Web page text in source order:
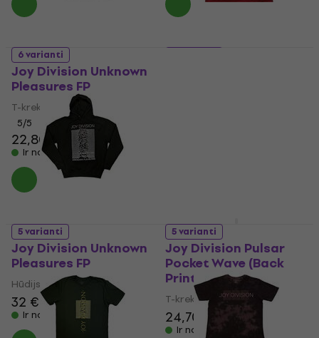
6 varianti
Joy Division Unknown
Pleasures FP
T-krekls
5/5
22,80 €
Ir noliktavā
5 varianti
Joy Division Unknown
Pleasures FP
Hūdijs
32 €35,70 €
Ir noliktavā
5 varianti
Joy Division Pulsar
Pocket Wave (Back
Print)
T-krekls
24,70 €
Ir noliktavā